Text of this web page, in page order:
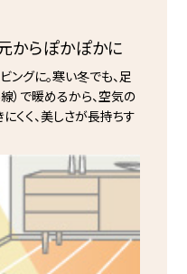
からぽかぽかに
ングに。寒い冬でも、足
）で暖めるから、空気の
くく、美しさが長持ちす